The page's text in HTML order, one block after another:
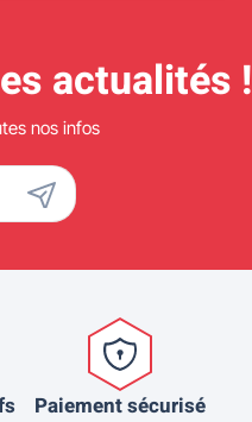
actualités !
nos infos
Paiement sécurisé